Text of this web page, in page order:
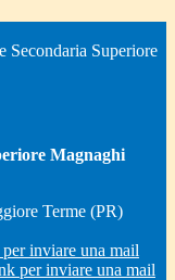
Secondaria Superiore
Magnaghi
Terme (PR)
inviare una mail
per inviare una mail